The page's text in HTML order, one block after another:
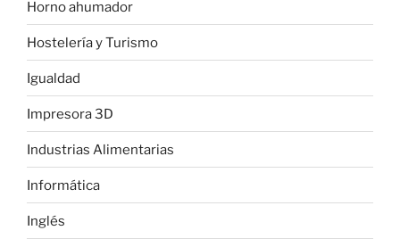
Horno ahumador
Hostelería y Turismo
Igualdad
Impresora 3D
Industrias Alimentarias
Informática
Inglés